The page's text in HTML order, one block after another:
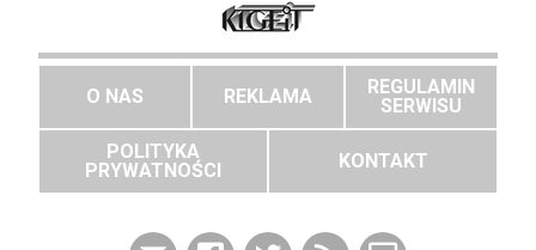
O NAS REKLAMA
REGULAMIN
SERWISU
POLITYKA
PRYWATNOŚCI
KONTAKT